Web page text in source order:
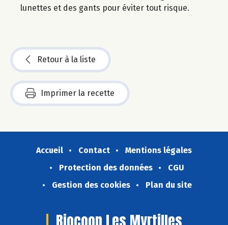
lunettes et des gants pour éviter tout risque.
Retour à la liste
Imprimer la recette
Accueil Contact
Mentions légales
Protection des données
CGU
Gestion des cookies
Plan du site